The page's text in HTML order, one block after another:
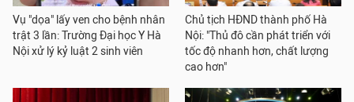
Vụ "dọa" lấy ven cho bệnh nhân
trật 3 lần: Trường Đại học Y Hà
Nội xử lý kỷ luật 2 sinh viên
Chủ tịch HĐND thành phố Hà
Nội: "Thủ đô cần phát triển với
tốc độ nhanh hơn, chất lượng
cao hơn"